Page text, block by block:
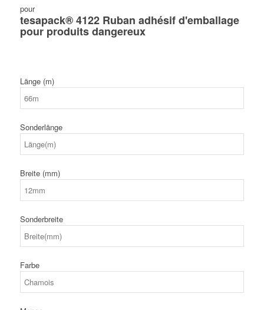
pour
tesapack® 4122 Ruban adhésif d'emballage
pour produits dangereux
Länge (m)
Sonderlänge
Breite (mm)
Sonderbreite
Farbe